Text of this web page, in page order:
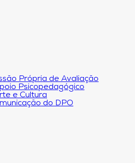
Própria de Avaliação
Psicopedagógico
e Cultura
do DPO